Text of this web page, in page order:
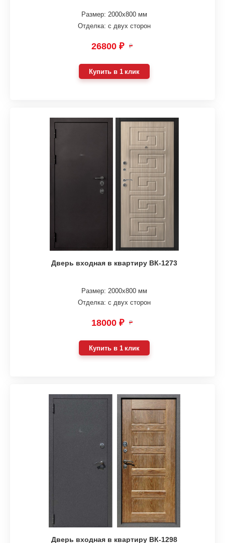
Размер: 2000х800 мм
Отделка: с двух сторон
26800 ₽ ₽
Купить в 1 клик
Дверь входная в квартиру ВК-1273
Размер: 2000х800 мм
Отделка: с двух сторон
18000 ₽ ₽
Купить в 1 клик
Дверь входная в квартиру ВК-1298